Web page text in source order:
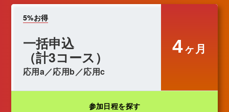
5%お得
一括申込
（計3コース）
応用a／応用b／応用c
4ヶ月
参加日程を探す